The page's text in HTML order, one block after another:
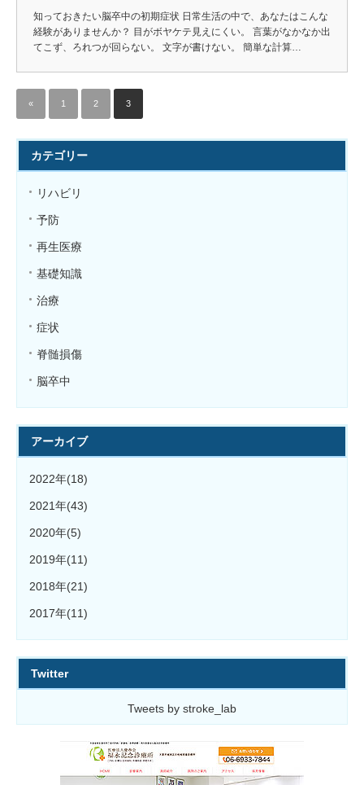
知っておきたい脳卒中の初期症状 日常生活の中で、あなたはこんな
経験がありませんか？ 目がボヤケテ見えにくい。 言葉がなかなか出
てこず、ろれつが回らない。 文字が書けない。 簡単な計算…
« 1 2 3
カテゴリー
リハビリ
予防
再生医療
基礎知識
治療
症状
脊髄損傷
脳卒中
アーカイブ
2022年(18)
2021年(43)
2020年(5)
2019年(11)
2018年(21)
2017年(11)
Twitter
Tweets by stroke_lab